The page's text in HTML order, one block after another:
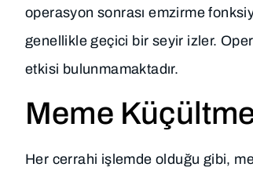
operasyon sonrası emzirme
genellikle geçici bir seyir izler.
etkisi bulunmamaktadır.
Meme
Her cerrahi işlemde olduğu gibi,